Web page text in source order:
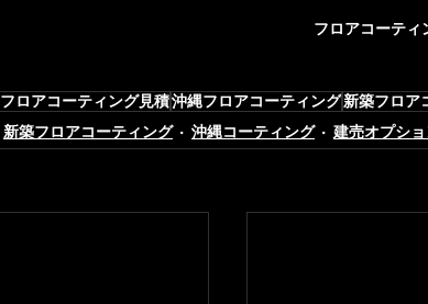
フロアコーティ
フロアコーティング見積沖縄フロアコーティング新築フロア
新築フロアコーティング
沖縄コーティング 建売オプシ